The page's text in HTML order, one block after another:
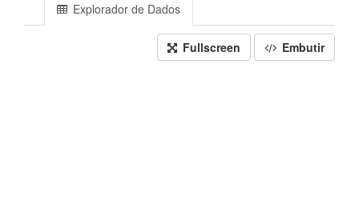
Explorador de Dados
Fullscreen Embutir